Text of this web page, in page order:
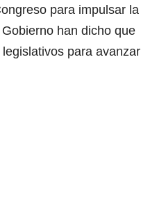
para impulsar la
han dicho que
para avanzar